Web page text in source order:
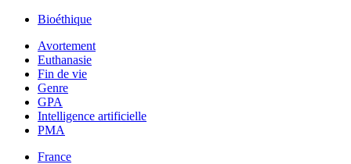
Bioéthique
Avortement
Euthanasie
Fin de vie
Genre
GPA
Intelligence artificielle
PMA
France